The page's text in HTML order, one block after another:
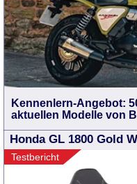
Kennenlern-Angebot:
aktuellen Modelle von
Honda GL 1800 Gold
Testbericht